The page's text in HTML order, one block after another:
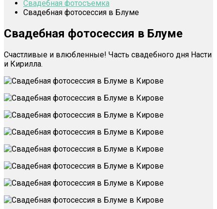
Свадебная фотосъемка
Свадебная фотосессия в Блуме
Свадебная фотосессия в Блуме
Счастливые и влюбленные! Часть свадебного дня Насти
и Кирилла.